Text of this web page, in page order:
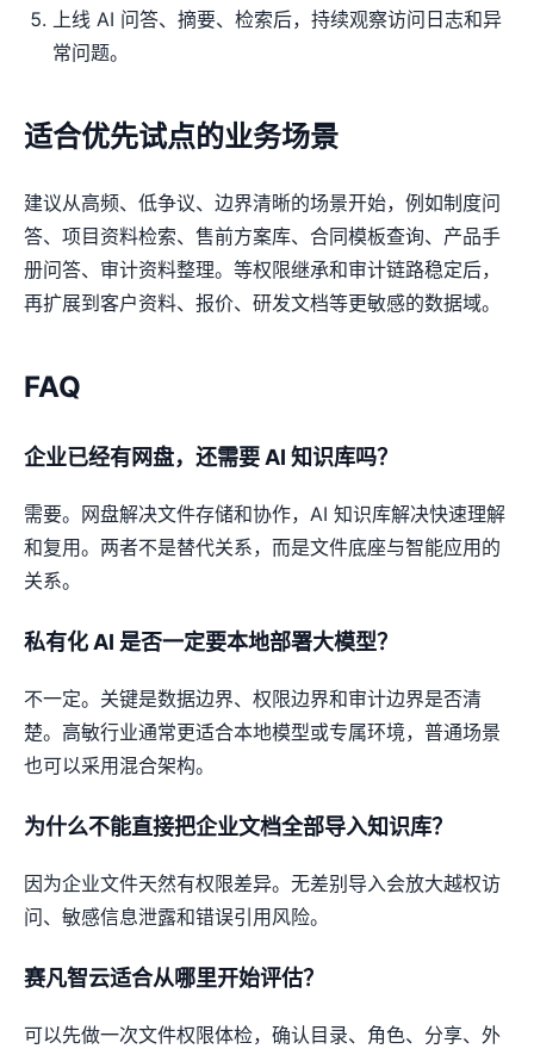
上线 AI 问答、摘要、检索后，持续观察访问日志和异
常问题。
适合优先试点的业务场景
建议从高频、低争议、边界清晰的场景开始，例如制度问
答、项目资料检索、售前方案库、合同模板查询、产品手
册问答、审计资料整理。等权限继承和审计链路稳定后，
再扩展到客户资料、报价、研发文档等更敏感的数据域。
FAQ
企业已经有网盘，还需要 AI 知识库吗？
需要。网盘解决文件存储和协作，AI 知识库解决快速理解
和复用。两者不是替代关系，而是文件底座与智能应用的
关系。
私有化 AI 是否一定要本地部署大模型？
不一定。关键是数据边界、权限边界和审计边界是否清
楚。高敏行业通常更适合本地模型或专属环境，普通场景
也可以采用混合架构。
为什么不能直接把企业文档全部导入知识库？
因为企业文件天然有权限差异。无差别导入会放大越权访
问、敏感信息泄露和错误引用风险。
赛凡智云适合从哪里开始评估？
可以先做一次文件权限体检，确认目录、角色、分享、外